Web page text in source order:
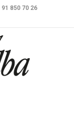
91 850 70 26